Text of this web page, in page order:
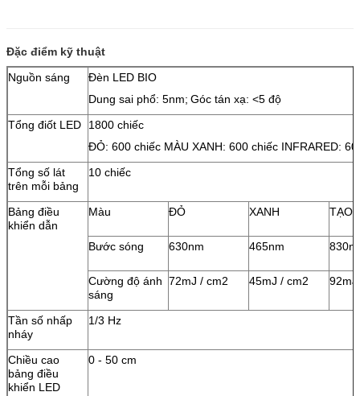
Đặc điểm kỹ thuật
Nguồn sáng
Đèn LED BIO
Dung sai phổ: 5nm; Góc tán xạ: <5 độ
Tổng điốt LED
1800 chiếc
ĐỎ: 600 chiếc MÀU XANH: 600 chiếc INFRARED:
Tổng số lát
trên mỗi bảng
10 chiếc
Bảng điều
khiển dẫn
Màu ĐỎ XANH TẠO
Bước sóng 630nm 465nm
Cường độ ánh
sáng
72mJ / cm2 45mJ / cm2
Tần số nhấp
nháy
1/3 Hz
Chiều cao
bảng điều
khiển LED
0 - 50 cm